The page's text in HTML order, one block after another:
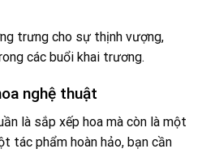
trưng cho sự thịnh vượng,
các buổi khai trương.
nghệ thuật
là sắp xếp hoa mà còn là một
tác phẩm hoàn hảo, bạn cần